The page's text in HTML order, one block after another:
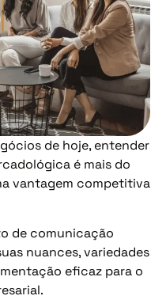
de hoje, entender
é mais do
vantagem competitiva
de comunicação
nuances, variedades
eficaz para o